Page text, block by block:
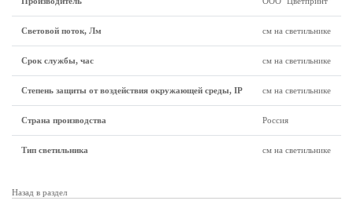
Световой поток, Лм см на светильнике
Срок службы, час см на светильнике
Степень защиты от воздействия окружающей среды, IP см на светильнике
Страна производства Россия
Тип светильника см на светильнике
Назад в раздел